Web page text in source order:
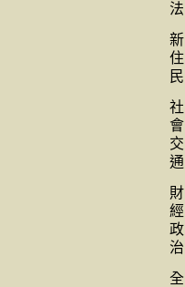
法
新
住
民
社
會
交
通
財
經
政
治
全